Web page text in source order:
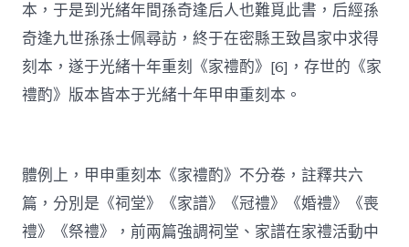
本，于是到光緒年間孫奇逢后人也難覓此書，后經孫
奇逢九世孫孫士佩尋訪，終于在密縣王致昌家中求得
刻本，遂于光緒十年重刻《家禮酌》[6]，存世的《家
禮酌》版本皆本于光緒十年甲申重刻本。
體例上，甲申重刻本《家禮酌》不分卷，註釋共六
篇，分別是《祠堂》《家譜》《冠禮》《婚禮》《喪
禮》《祭禮》，前兩篇強調祠堂、家譜在家禮活動中